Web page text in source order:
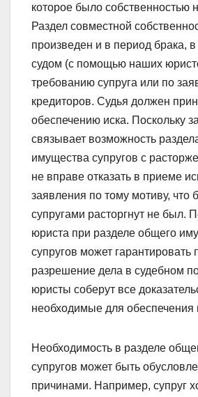
которое было собственностью
Раздел совместной
произведен и в период брака,
судом (с помощью наших
требованию супруга или по
кредиторов. Судья должен
обеспечению иска. Поскольку
связывает возможность
имущества супругов с
не вправе отказать в приеме
заявления по тому мотиву, что
супругами расторгнут не был.
юриста при разделе общего
супругов может гарантировать
разрешение дела в судебном
юристы соберут все
необходимые для обеспечения
Необходимость в разделе
супругов может быть
причинами. Например, супруг